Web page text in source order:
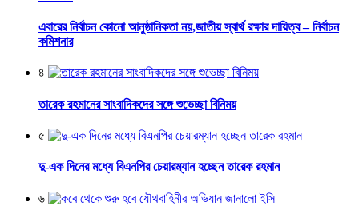
এবারের নির্বাচন কোনো আনুষ্ঠানিকতা নয়,জাতীয় স্বার্থ রক্ষার দায়িত্ব – নির্বাচন
কমিশনার
৪
তারেক রহমানের সাংবাদিকদের সঙ্গে শুভেচ্ছা বিনিময়
৫
দু-এক দিনের মধ্যে বিএনপির চেয়ারম্যান হচ্ছেন তারেক রহমান
৬